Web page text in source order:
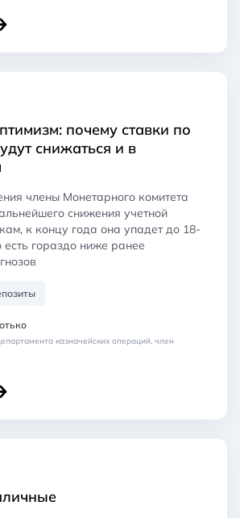
почему ставки по
снижаться и в
члены Монетарного комитета
снижения учетной
к концу года она упадет до 18-
есть гораздо ниже ранее
казначейских операций, член